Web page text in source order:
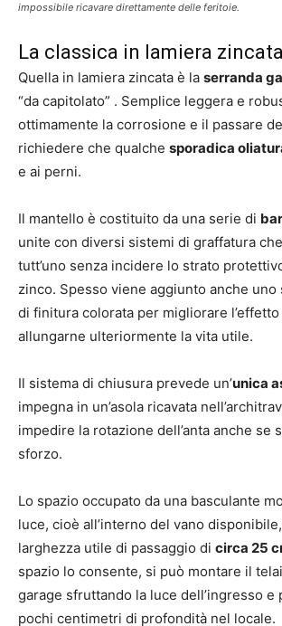
impossibile ricavare direttamente delle feritoie.
La classica in lamiera zincata
Quella in lamiera zincata è la serranda
“da capitolato” . Semplice leggera e
ottimamente la corrosione e il passare
richiedere che qualche sporadica
e ai perni.
Il mantello è costituito da una serie di
unite con diversi sistemi di graffatura
tutt’uno senza incidere lo strato
zinco. Spesso viene aggiunto anche
di finitura colorata per migliorare
allungarne ulteriormente la vita utile.
Il sistema di chiusura prevede un’unica
impegna in un’asola ricavata
impedire la rotazione dell’anta anche se
sforzo.
Lo spazio occupato da una basculante
luce, cioè all’interno del vano
larghezza utile di passaggio di circa 25
spazio lo consente, si può montare il
garage sfruttando la luce dell’ingresso e
pochi centimetri di profondità nel locale.